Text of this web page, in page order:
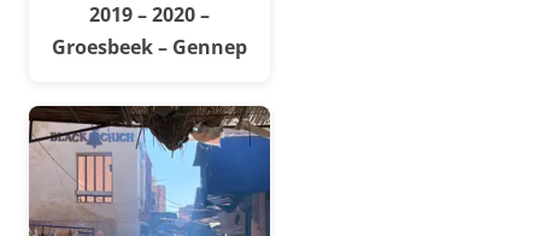
2019 – 2020 –
Groesbeek – Gennep